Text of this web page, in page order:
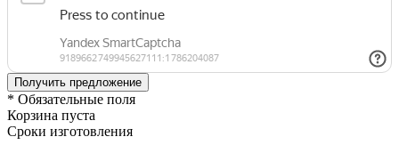
* Обязательные поля
Корзина пуста
Сроки изготовления